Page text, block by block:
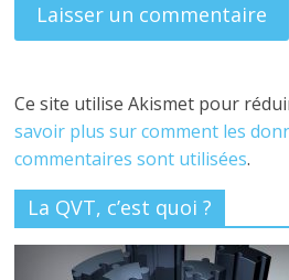
Ce site utilise Akismet pour
savoir plus sur comment les
commentaires sont utilisées.
La QVT, c’est quoi ?